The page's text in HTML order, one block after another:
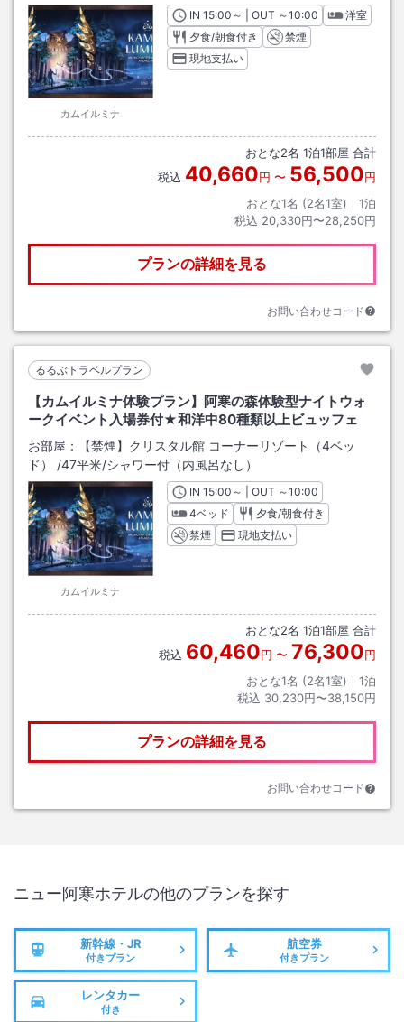
カムイルミナ
INチェックイン
15:00 ～ | OUT チェックアウト
～10:00
洋室
夕食/朝食付き
禁煙
現地支払い
おとな2名 1泊1部屋 合計
税込 40,660円 〜 56,500円
おとな1名 (2名1室)｜ 1泊
税込 20,330円〜28,250円
プランの詳細を見る
お問い合わせコード
るるぶトラベルプラン
【カムイルミナ体験プラン】阿寒の森体験型ナイトウォ
ークイベント入場券付★和洋中80種類以上ビュッフェ
お部屋：
【禁煙】クリスタル館 コーナーリゾート（4ベッ
ド）
/47平米/シャワー付（内風呂なし）
カムイルミナ
INチェックイン
15:00 ～ | OUT チェックアウト
～10:00
4ベッド
夕食/朝食付き
禁煙
現地支払い
おとな2名 1泊1部屋 合計
税込 60,460円 〜 76,300円
おとな1名 (2名1室)｜ 1泊
税込 30,230円〜38,150円
プランの詳細を見る
お問い合わせコード
ニュー阿寒ホテルの他のプランを探す
新幹線・JR
付きプラン
航空券
付きプラン
レンタカー
付き